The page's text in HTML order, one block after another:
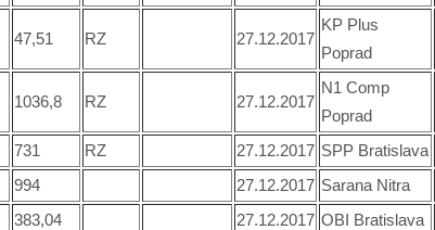
47,51 RZ 27.12.2017
KP Plus
Poprad
1036,8 RZ 27.12.2017
N1 Comp
Poprad
731 RZ 27.12.2017 SPP Bratislava
994 27.12.2017 Sarana Nitra
383,04 27.12.2017 OBI Bratislava